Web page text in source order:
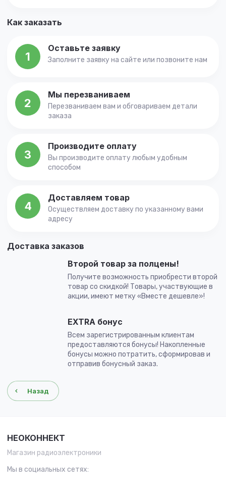
Как заказать
1
Оставьте заявку
Заполните заявку на сайте или позвоните нам
2
Мы перезваниваем
Перезваниваем вам и обговариваем детали
заказа
3
Производите оплату
Вы производите оплату любым удобным
способом
4
Доставляем товар
Осуществляем доставку по указанному вами
адресу
Доставка заказов
Второй товар за полцены!
Получите возможность приобрести второй
товар со скидкой! Товары, участвующие в
акции, имеют метку «Вместе дешевле»!
EXTRA бонус
Всем зарегистрированным клиентам
предоставляются бонусы! Накопленные
бонусы можно потратить, сформировав и
отправив бонусный заказ.
Назад
НЕОКОННЕКТ
Магазин радиоэлектроники
Мы в социальных сетях: